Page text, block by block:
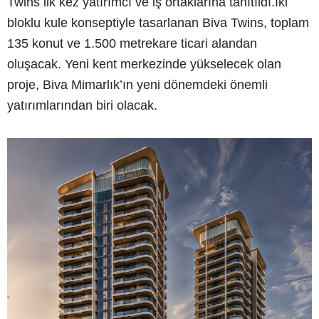
bloklu kule konseptiyle tasarlanan Biva Twins, toplam
135 konut ve 1.500 metrekare ticari alandan
oluşacak. Yeni kent merkezinde yükselecek olan
proje, Biva Mimarlık’ın yeni dönemdeki önemli
yatırımlarından biri olacak.